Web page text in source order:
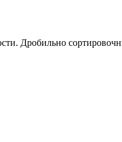
Дробильно